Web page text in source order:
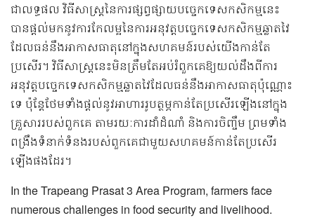
ជាលទ្ធផល វិធីសាស្រ្តនៃការផ្សព្វផ្សាយបច្ចេកទេសកសិកម្មនេះ
បានផ្តល់មកនូវការកែលម្អនៃការអនុវត្តបច្ចេកទេសកសិកម្មឆ្លាតវៃ
ដែលធន់នឹងអាកាសធាតុនៅក្នុងសហគមន៍របស់យើងកាន់តែ
ប្រសើរ។ វិធីសាស្រ្តនេះមិនត្រឹមតែអប់រំពួកគេឱ្យយល់ដឹងពីការ
អនុវត្តបច្ចេកទេសកសិកម្មឆ្លាតវៃដែលធន់នឹងអាកាសធាតុប៉ុណ្ណោះ
ទេ ប៉ុន្តែថែមទាំងផ្តល់នូវអាហាររូបត្ថម្ភកាន់តែប្រសើរឡើងនៅក្នុង
គ្រួសាររបស់ពួកគេ តាមរយៈការដាំដំណាំ និងការចិញ្ចឹម ព្រមទាំង
ពង្រឹងទំនាក់ទំនងរបស់ពួកគេជាមួយសហគមន៍កាន់តែប្រសើរ
ឡើងផងដែរ។
In the Trapeang Prasat 3 Area Program, farmers face
numerous challenges in food security and livelihood.